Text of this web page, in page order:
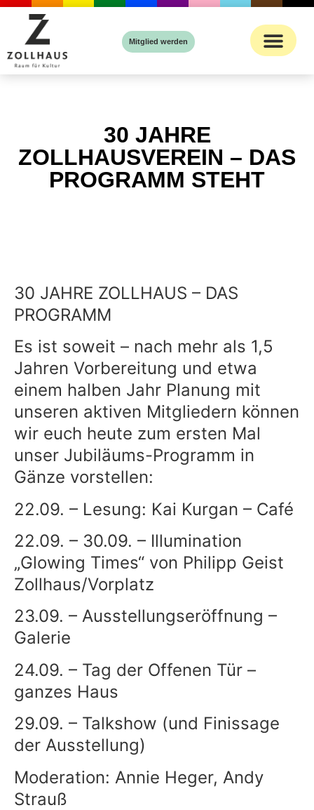
springen
Mitglied werden
30 JAHRE
ZOLLHAUSVEREIN – DAS
PROGRAMM STEHT
30 JAHRE ZOLLHAUS – DAS
PROGRAMM
Es ist soweit – nach mehr als 1,5
Jahren Vorbereitung und etwa
einem halben Jahr Planung mit
unseren aktiven Mitgliedern können
wir euch heute zum ersten Mal
unser Jubiläums-Programm in
Gänze vorstellen:
22.09. – Lesung: Kai Kurgan – Café
22.09. – 30.09. – Illumination
„Glowing Times“ von Philipp Geist
Zollhaus/Vorplatz
23.09. – Ausstellungseröffnung –
Galerie
24.09. – Tag der Offenen Tür –
ganzes Haus
29.09. – Talkshow (und Finissage
der Ausstellung)
Moderation: Annie Heger, Andy
Strauß